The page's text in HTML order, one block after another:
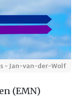
- Jan-van-der-Wolf
(EMN)